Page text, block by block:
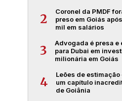
2
Coronel da PMDF
preso em Goiás
mil em salários
3
Advogada é presa e
para Dubai em
milionária em Goiás
4
Leões de
um capítulo
de Goiânia